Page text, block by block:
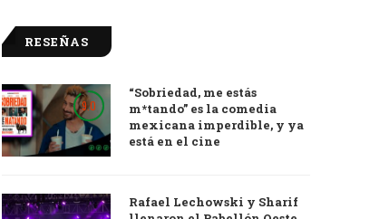
RESEÑAS
9.0
“Sobriedad, me estás
m*tando” es la comedia
mexicana imperdible, y ya
está en el cine
Rafael Lechowski y Sharif